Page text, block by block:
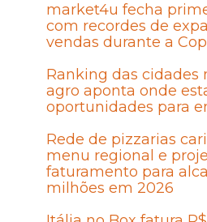
market4u fecha
com recordes de
vendas durante a
Ranking das cidades
agro aponta onde
oportunidades para
Rede de pizzarias
menu regional e
faturamento para
milhões em 2026